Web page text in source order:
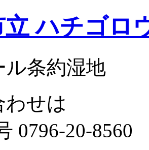
ル条約湿地
わせは